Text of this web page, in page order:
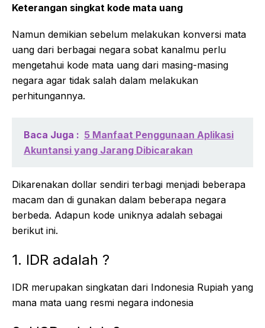
Keterangan singkat kode mata uang
Namun demikian sebelum melakukan konversi mata
uang dari berbagai negara sobat kanalmu perlu
mengetahui kode mata uang dari masing-masing
negara agar tidak salah dalam melakukan
perhitungannya.
Baca Juga : 5 Manfaat Penggunaan Aplikasi
Akuntansi yang Jarang Dibicarakan
Dikarenakan dollar sendiri terbagi menjadi beberapa
macam dan di gunakan dalam beberapa negara
berbeda. Adapun kode uniknya adalah sebagai
berikut ini.
1. IDR adalah ?
IDR merupakan singkatan dari Indonesia Rupiah yang
mana mata uang resmi negara indonesia